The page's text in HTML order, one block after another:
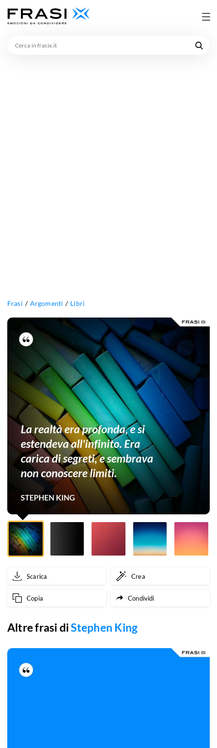
Frasi Argomenti Libri
La
realtà
era
profonda,
si
estendeva
all'infinito.
Era
carica
di
segreti,
e
sembrava
non
limiti.
Scarica Crea
Copia Condividi
Altre frasi diStephen King